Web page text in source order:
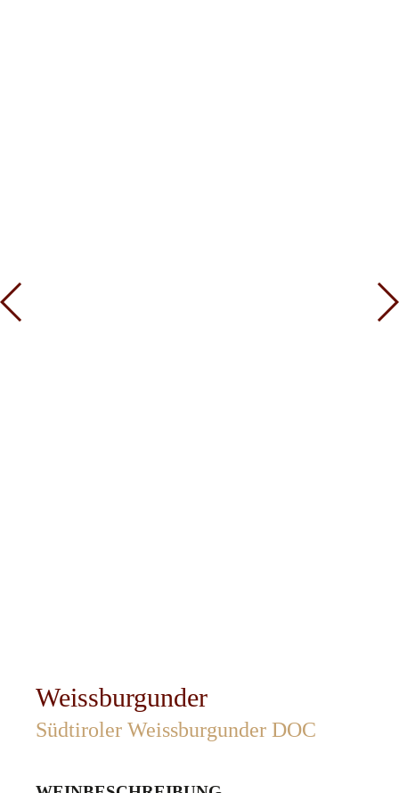
Weissburgunder
Südtiroler Weissburgunder DOC